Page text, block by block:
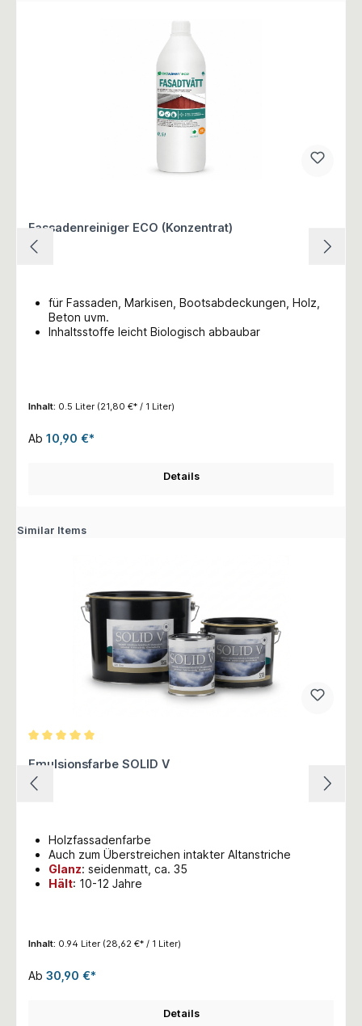
Fassadenreiniger ECO (Konzentrat)
für Fassaden, Markisen, Bootsabdeckungen, Holz,
Beton uvm.
Inhaltsstoffe leicht Biologisch abbaubar
Inhalt: 0.5 Liter (21,80 €* / 1 Liter)
Ab 10,90 €*
Details
Similar Items
Emulsionsfarbe SOLID V
Holzfassadenfarbe
Auch zum Überstreichen intakter Altanstriche
Glanz: seidenmatt, ca. 35
Hält: 10-12 Jahre
Inhalt: 0.94 Liter (28,62 €* / 1 Liter)
Ab 30,90 €*
Details